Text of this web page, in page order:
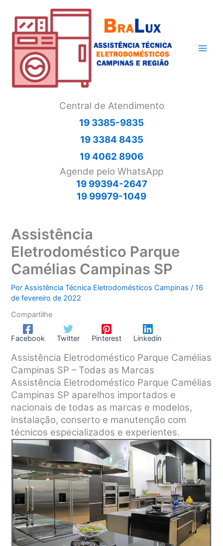
conteúdo
Central de Atendimento
19 3385-9835
19 3384 8435
19 4062 8906
Agende pelo WhatsApp
19 99394-2647
19 99979-1049
Assistência
Eletrodoméstico Parque
Camélias Campinas SP
PorAssistência Técnica Eletrodomésticos Campinas/16
de fevereiro de 2022
Compartilhe
Facebook Twitter Pinterest Linkedin
Assistência Eletrodoméstico Parque Camélias
Campinas SP – Todas as Marcas
Assistência Eletrodoméstico Parque Camélias
Campinas SP aparelhos importados e
nacionais de todas as marcas e modelos,
instalação, conserto e manutenção com
técnicos especializados e experientes.